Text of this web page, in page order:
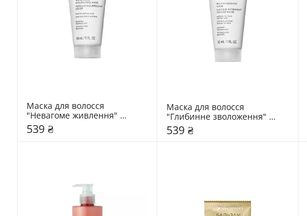
Маска для волосся
"Невагоме живлення"
Olaplex Weightless
Nourishing Mask
539 ₴
Маска для волосся
"Глибинне зволоження"
Olaplex Rich Hydratation
Mask
539 ₴